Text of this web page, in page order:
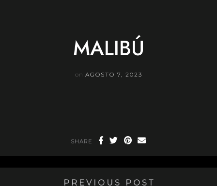
MALIBÚ
on AGOSTO 7, 2023
SHARE
PREVIOUS POST